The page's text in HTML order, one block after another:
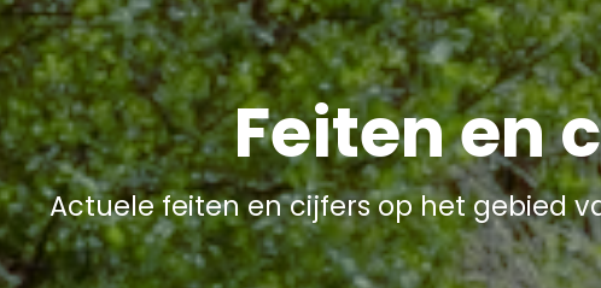
Feiten en
Actuele feiten en cijfers op het gebied